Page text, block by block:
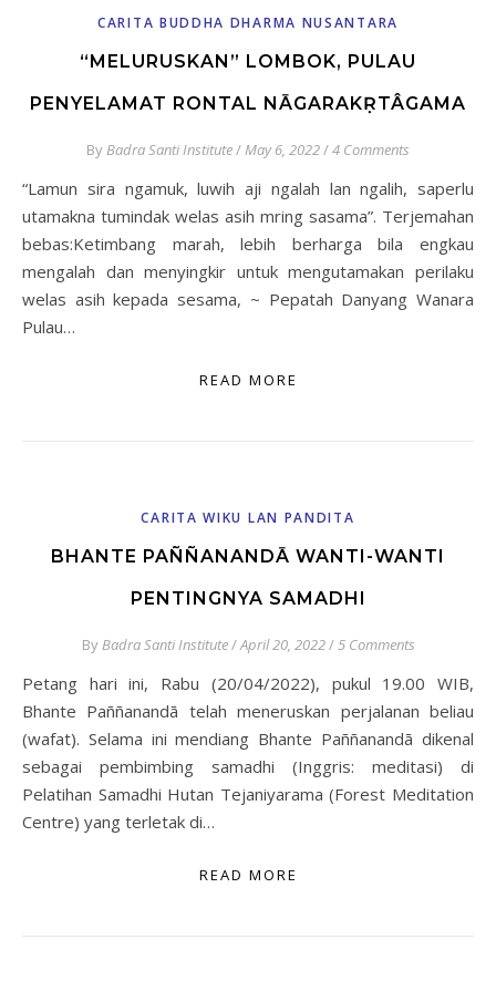
CARITA BUDDHA DHARMA NUSANTARA
“MELURUSKAN” LOMBOK, PULAU
PENYELAMAT RONTAL NĀGARAKṚTÂGAMA
ByBadra Santi Institute/May 6, 2022/4 Comments
“Lamun sira ngamuk, luwih aji ngalah lan ngalih, saperlu
utamakna tumindak welas asih mring sasama”. Terjemahan
bebas:Ketimbang marah, lebih berharga bila engkau
mengalah dan menyingkir untuk mengutamakan perilaku
welas asih kepada sesama, ~ Pepatah Danyang Wanara
Pulau…
READ MORE
CARITA WIKU LAN PANDITA
BHANTE PAÑÑANANDĀ WANTI-WANTI
PENTINGNYA SAMADHI
ByBadra Santi Institute/April 20, 2022/5 Comments
Petang hari ini, Rabu (20/04/2022), pukul 19.00 WIB,
Bhante Paññanandā telah meneruskan perjalanan beliau
(wafat). Selama ini mendiang Bhante Paññanandā dikenal
sebagai pembimbing samadhi (Inggris: meditasi) di
Pelatihan Samadhi Hutan Tejaniyarama (Forest Meditation
Centre) yang terletak di…
READ MORE